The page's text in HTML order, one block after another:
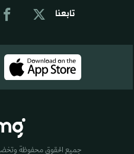
تابعنا
جميع الحقوق محفوظة